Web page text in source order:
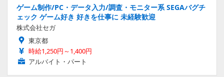
ゲーム制作/PC・データ入力/調査・モニター系 SEGAバグチ
ェック ゲーム好き 好きを仕事に 未経験歓迎
株式会社セガ
東京都
時給1,250円～1,400円
アルバイト・パート